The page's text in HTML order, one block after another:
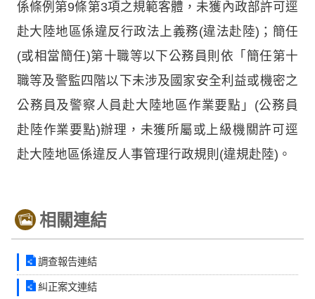
係條例第9條第3項之規範客體，未獲內政部許可逕
赴大陸地區係違反行政法上義務(違法赴陸)；簡任
(或相當簡任)第十職等以下公務員則依「簡任第十
職等及警監四階以下未涉及國家安全利益或機密之
公務員及警察人員赴大陸地區作業要點」(公務員
赴陸作業要點)辦理，未獲所屬或上級機關許可逕
赴大陸地區係違反人事管理行政規則(違規赴陸)。
相關連結
調查報告連結
糾正案文連結